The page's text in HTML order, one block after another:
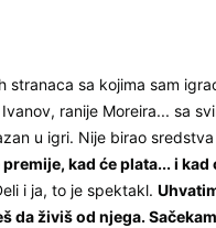
stranaca sa kojima sam
ranije Moreira... sa
u igri. Nije birao
kad će plata... i
i ja, to je spektakl.
da živiš od njega.